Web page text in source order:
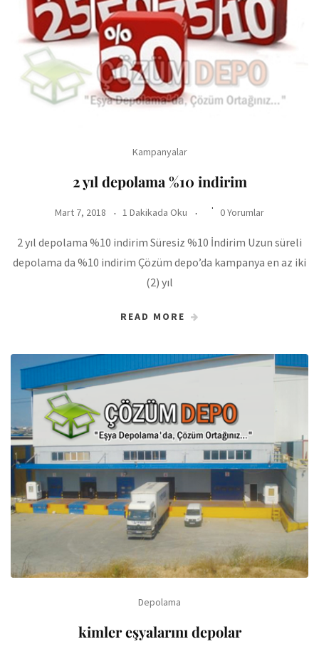
Kampanyalar
2 yıl depolama %10 indirim
Mart 7, 2018 1 Dakikada Oku 0 Yorumlar
2 yıl depolama %10 indirim Süresiz %10 İndirim Uzun süreli
depolama da %10 indirim Çözüm depo’da kampanya en az iki
(2) yıl
READ MORE
Depolama
kimler eşyalarını depolar